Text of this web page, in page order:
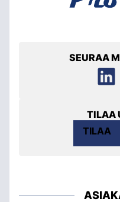
SEURAA
TILAA
TILAA